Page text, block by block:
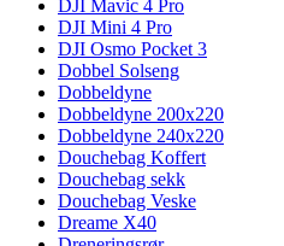
DJI Mavic 4 Pro
DJI Mini 4 Pro
DJI Osmo Pocket 3
Dobbel Solseng
Dobbeldyne
Dobbeldyne 200x220
Dobbeldyne 240x220
Douchebag Koffert
Douchebag sekk
Douchebag Veske
Dreame X40